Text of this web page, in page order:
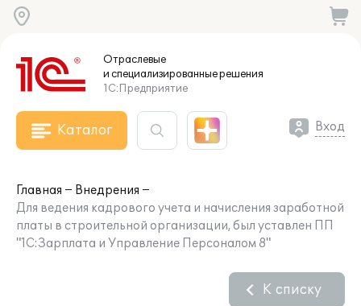
Отраслевые
и специализированныерешения
1С:Предприятие
Каталог Вход
Главная
Внедрения
Для ведения кадрового учета и начисления заработной
платы в строительной организации, был уставлен ПП
"1С:Зарплата и Управление Персоналом 8"
К списку